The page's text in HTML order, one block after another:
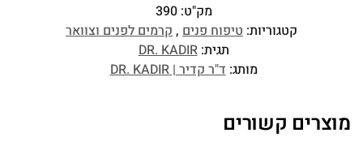
מק"ט:390
קטגוריות: טיפוח פנים , קרמים לפנים וצוואר
תגית:DR. KADIR
מותג: ד"ר קדיר | DR. KADIR
מוצרים קשורים